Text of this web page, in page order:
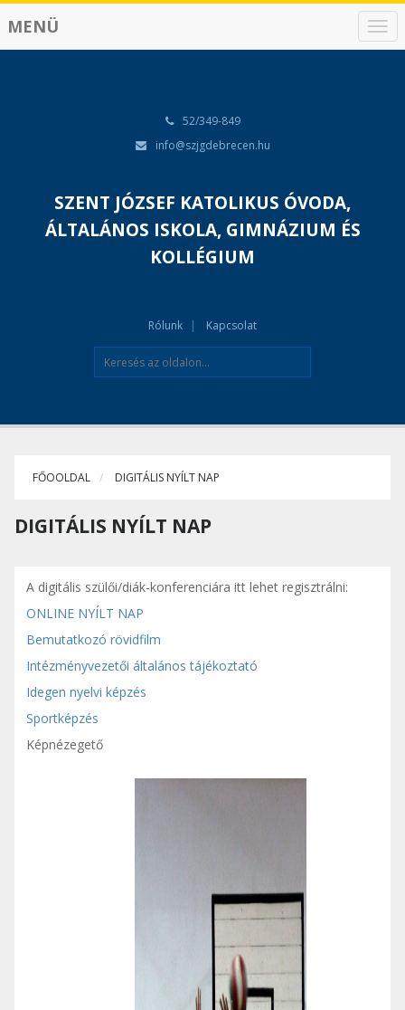
N
a
MENÜ
52/349-849
info@szjgdebrecen.hu
SZENT JÓZSEF KATOLIKUS ÓVODA,
ÁLTALÁNOS ISKOLA, GIMNÁZIUM ÉS
KOLLÉGIUM
Rólunk Kapcsolat
FŐOOLDAL DIGITÁLIS NYÍLT NAP
DIGITÁLIS NYÍLT NAP
A digitális szülői/diák-konferenciára itt lehet regisztrálni:
ONLINE NYÍLT NAP
Bemutatkozó rövidfilm
Intézményvezetői általános tájékoztató
Idegen nyelvi képzés
Sportképzés
Képnézegető